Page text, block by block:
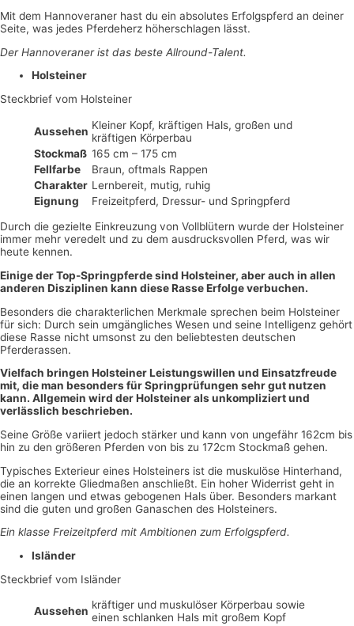
Mit dem Hannoveraner hast du ein absolutes Erfolgspferd an deiner
Seite, was jedes Pferdeherz höherschlagen lässt.
Der Hannoveraner ist das beste Allround-Talent.
Holsteiner
Steckbrief vom Holsteiner
Aussehen Kleiner Kopf, kräftigen Hals, großen und
kräftigen Körperbau
Stockmaß 165 cm – 175 cm
Fellfarbe
Braun, oftmals Rappen
Charakter Lernbereit, mutig, ruhig
Eignung
Freizeitpferd, Dressur- und Springpferd
Durch die gezielte Einkreuzung von Vollblütern wurde der Holsteiner
immer mehr veredelt und zu dem ausdrucksvollen Pferd, was wir
heute kennen.
Einige der Top-Springpferde sind Holsteiner, aber auch in allen
anderen Disziplinen kann diese Rasse Erfolge verbuchen.
Besonders die charakterlichen Merkmale sprechen beim Holsteiner
für sich: Durch sein umgängliches Wesen und seine Intelligenz gehört
diese Rasse nicht umsonst zu den beliebtesten deutschen
Pferderassen.
Vielfach bringen Holsteiner Leistungswillen und Einsatzfreude
mit, die man besonders für Springprüfungen sehr gut nutzen
kann. Allgemein wird der Holsteiner als unkompliziert und
verlässlich beschrieben.
Seine Größe variiert jedoch stärker und kann von ungefähr 162cm bis
hin zu den größeren Pferden von bis zu 172cm Stockmaß gehen.
Typisches Exterieur eines Holsteiners ist die muskulöse Hinterhand,
die an korrekte Gliedmaßen anschließt. Ein hoher Widerrist geht in
einen langen und etwas gebogenen Hals über. Besonders markant
sind die guten und großen Ganaschen des Holsteiners.
Ein klasse Freizeitpferd mit Ambitionen zum Erfolgspferd.
Isländer
Steckbrief vom Isländer
Aussehen kräftiger und muskulöser Körperbau sowie
einen schlanken Hals mit großem Kopf